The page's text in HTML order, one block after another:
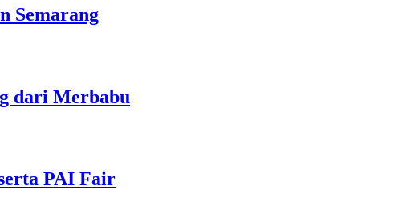
Semarang
dari Merbabu
PAI Fair